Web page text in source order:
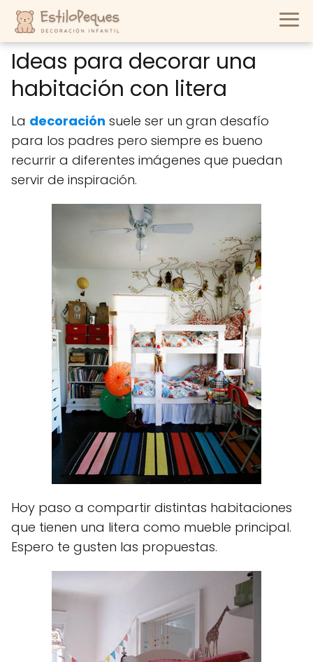
Ideas para decorar una
habitación con litera
La decoración suele ser un gran desafío
para los padres pero siempre es bueno
recurrir a diferentes imágenes que puedan
servir de inspiración.
Hoy paso a compartir distintas habitaciones
que tienen una litera como mueble principal.
Espero te gusten las propuestas.